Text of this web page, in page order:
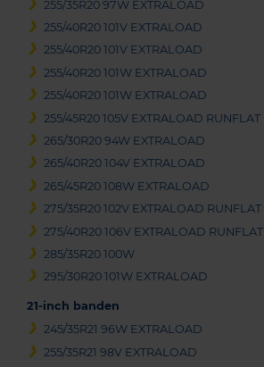
255/35R20 97W EXTRALOAD
255/40R20 101V EXTRALOAD
255/40R20 101V EXTRALOAD
255/40R20 101W EXTRALOAD
255/40R20 101W EXTRALOAD
255/45R20 105V EXTRALOAD RUNFLAT
265/30R20 94W EXTRALOAD
265/40R20 104V EXTRALOAD
265/45R20 108W EXTRALOAD
275/35R20 102V EXTRALOAD RUNFLAT
275/40R20 106V EXTRALOAD RUNFLAT
285/35R20 100W
295/30R20 101W EXTRALOAD
21-inch banden
245/35R21 96W EXTRALOAD
255/35R21 98V EXTRALOAD